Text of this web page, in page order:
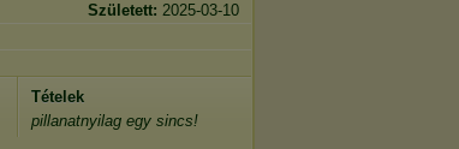
Született: 2025-03-10
Tételek
pillanatnyilag egy sincs!